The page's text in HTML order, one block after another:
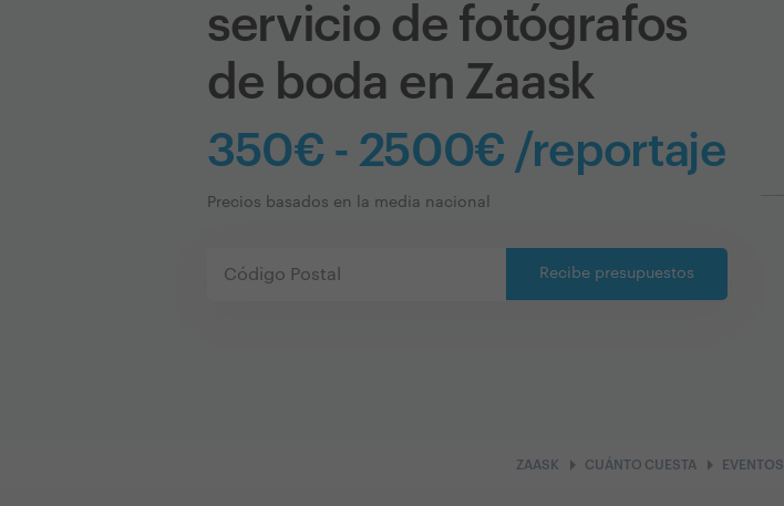
servicio de fotógrafos
de boda en Zaask
350€ - 2500€ /reportaje
Precios basados en la media nacional
Recibe presupuestos
ZAASK arrow_right CUÁNTO CUESTAarrow_right EVENTOS